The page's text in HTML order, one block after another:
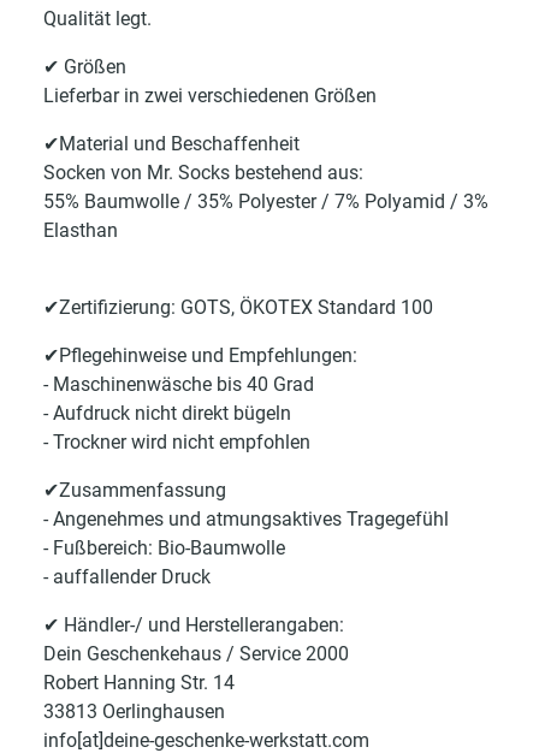
Qualität legt.
✔ Größen
Lieferbar in zwei verschiedenen Größen
✔Material und Beschaffenheit
Socken von Mr. Socks bestehend aus:
55% Baumwolle / 35% Polyester / 7% Polyamid / 3%
Elasthan
✔Zertifizierung: GOTS, ÖKOTEX Standard 100
✔Pflegehinweise und Empfehlungen:
- Maschinenwäsche bis 40 Grad
- Aufdruck nicht direkt bügeln
- Trockner wird nicht empfohlen
✔Zusammenfassung
- Angenehmes und atmungsaktives Tragegefühl
- Fußbereich: Bio-Baumwolle
- auffallender Druck
✔ Händler-/ und Herstellerangaben:
Dein Geschenkehaus / Service 2000
Robert Hanning Str. 14
33813 Oerlinghausen
info[at]deine-geschenke-werkstatt.com